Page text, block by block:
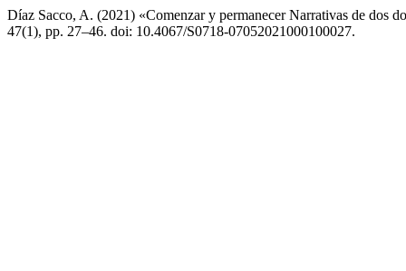
Díaz Sacco, A. (2021) «Comenzar y permanecer Narrativas de dos
47(1), pp. 27–46. doi: 10.4067/S0718-07052021000100027.